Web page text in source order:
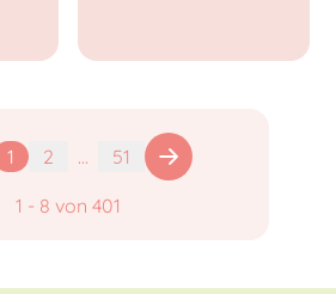
1 2 ... 51
1 - 8 von 401